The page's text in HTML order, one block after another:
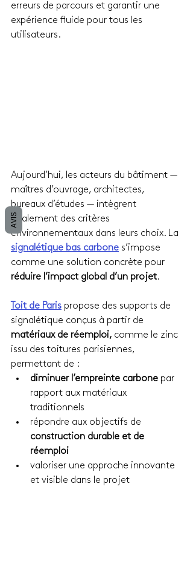
erreurs de parcours et garantir une
expérience fluide pour tous les
utilisateurs.
Aujourd’hui, les acteurs du bâtiment —
maîtres d’ouvrage, architectes,
bureaux d’études — intègrent
également des critères
environnementaux dans leurs choix. La
signalétique bas carbone s’impose
comme une solution concrète pour
réduire l’impact global d’un projet.
Toit de Paris propose des supports de
signalétique conçus à partir de
matériaux de réemploi, comme le zinc
issu des toitures parisiennes,
permettant de :
diminuer l’empreinte carbone par
rapport aux matériaux
traditionnels
répondre aux objectifs de
construction durable et de
réemploi
valoriser une approche innovante
et visible dans le projet
AVIS